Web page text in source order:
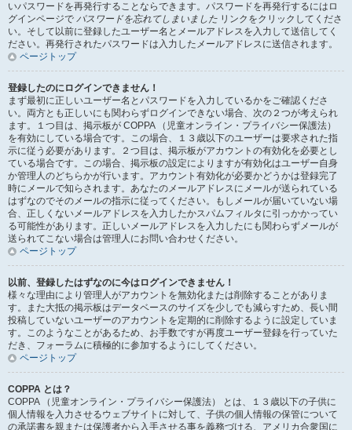
いパスワードを再発行することならできます。パスワードを再発行するにはロ
グインページで パスワードを忘れてしまいました リンクをクリックしてくださ
い。そして以前に登録したユーザー名とメールアドレスを入力して送信してく
ださい。再発行されたパスワードは入力したメールアドレスに送信されます。
ページトップ
登録したのにログインできません！
まず最初に正しいユーザー名とパスワードを入力しているかをご確認くださ
い。両方とも正しいにも関わらずログインできない場合、次の２つが考えられ
ます。１つ目は、掲示板が COPPA （児童オンライン・プライバシー保護法）
を有効にしている場合です。この場合、１３歳以下のユーザーは要求された指
示に従う必要があります。２つ目は、掲示板がアカウントの有効化を必要とし
ている場合です。この場合、掲示板の設定によりますが有効化はユーザー自身
か管理人のどちらかが行います。アカウント有効化が必要かどうかは登録完了
時にメールで知らされます。あなたのメールアドレスにメールが送られている
はずなのでそのメールの指示に従ってください。もしメールが届いていない場
合、正しくないメールアドレスを入力したかスパムフィルタに引っかかってい
る可能性があります。正しいメールアドレスを入力したにも関わらずメールが
送られてこない場合は管理人にお問い合わせください。
ページトップ
以前、登録したはずなのに今はログインできません！
様々な理由により管理人がアカウントを無効化または削除することがありま
す。また大抵の掲示板はデータベースのサイズを少しでも減らすため、長い間
投稿していないユーザーのアカウントを定期的に削除するように設定していま
す。このようなことがあるため、お手数ですが再度ユーザー登録を行っていた
だき、フォーラムに積極的に参加するようにしてください。
ページトップ
COPPA とは？
COPPA （児童オンライン・プライバシー保護法） とは、１３歳以下の子供に
個人情報を入力させるウェブサイトに対して、子供の個人情報の保管について
の承諾書を親または保護者から入手させる事を義務づける、アメリカ合衆国に